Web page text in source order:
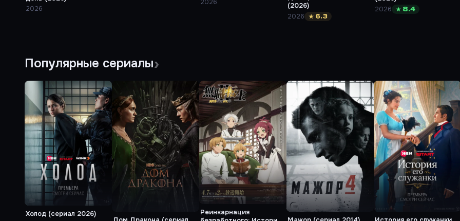
2026
2026
(2026)
2026 ★ 6.3
2026 ★ 8.4
Популярные сериалы
Холод (сериал 2026)
Реинкарнация